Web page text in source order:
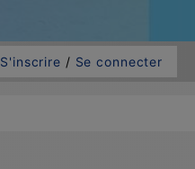
S'inscrire / Se connecter